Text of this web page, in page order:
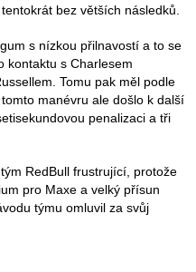
bez větších následků.
s nízkou přilnavostí a to se
kontaktu s Charlesem
Tomu pak měl podle
manévru ale došlo k další
penalizaci a tři
RedBull frustrující, protože
pro Maxe a velký přísun
týmu omluvil za svůj